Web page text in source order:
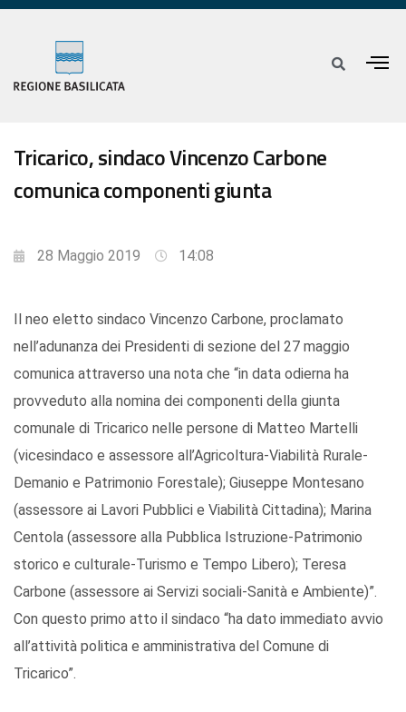
Tricarico, sindaco Vincenzo Carbone
comunica componenti giunta
28 Maggio 2019 14:08
Il neo eletto sindaco Vincenzo Carbone, proclamato
nell’adunanza dei Presidenti di sezione del 27 maggio
comunica attraverso una nota che “in data odierna ha
provveduto alla nomina dei componenti della giunta
comunale di Tricarico nelle persone di Matteo Martelli
(vicesindaco e assessore all’Agricoltura-Viabilità Rurale-
Demanio e Patrimonio Forestale); Giuseppe Montesano
(assessore ai Lavori Pubblici e Viabilità Cittadina); Marina
Centola (assessore alla Pubblica Istruzione-Patrimonio
storico e culturale-Turismo e Tempo Libero); Teresa
Carbone (assessore ai Servizi sociali-Sanità e Ambiente)”.
Con questo primo atto il sindaco “ha dato immediato avvio
all’attività politica e amministrativa del Comune di
Tricarico”.